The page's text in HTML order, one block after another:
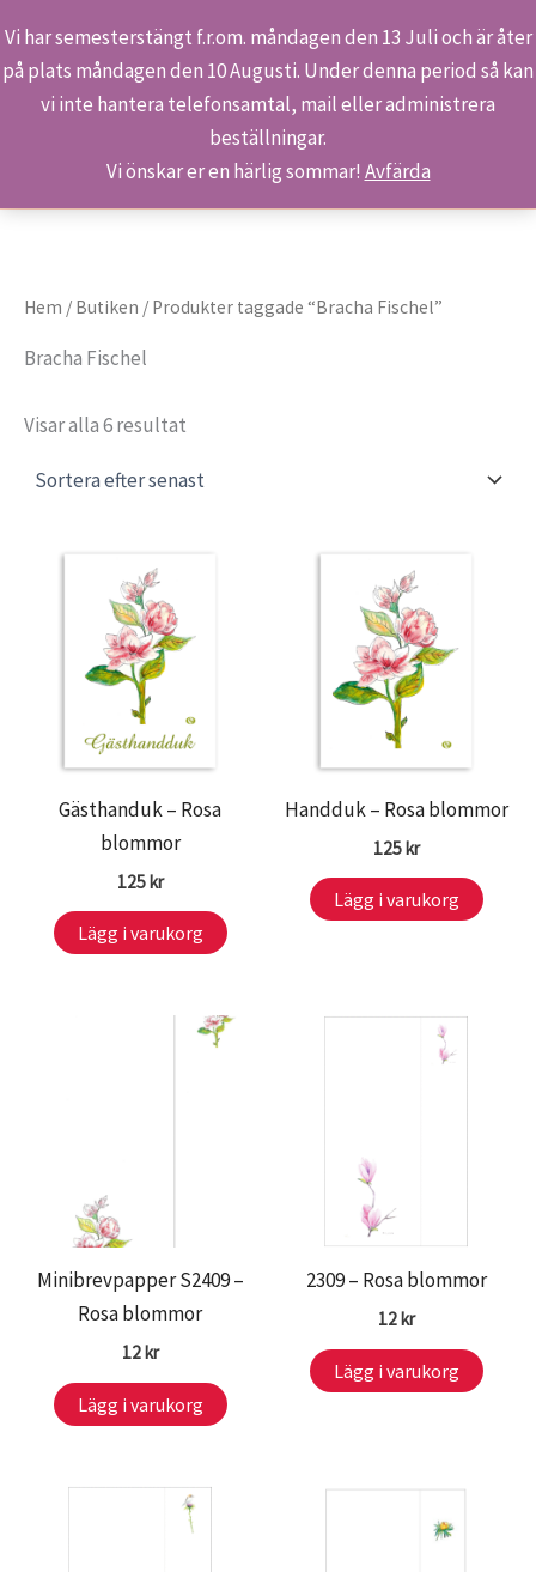
Vi har semesterstängt f.r.om. måndagen den 13 Juli och är åter
på plats måndagen den 10 Augusti. Under denna period så kan
vi inte hantera telefonsamtal, mail eller administrera
beställningar.
Vi önskar er en härlig sommar! Avfärda
Hoppa
Sök
Hem Produkter Bracha Fischel
Hem / Butiken / Produkter taggade “Bracha Fischel”
Bracha Fischel
Visar alla 6 resultat
Gästhanduk – Rosa
blommor
125kr
Lägg i varukorg
Handduk – Rosa blommor
125kr
Lägg i varukorg
Minibrevpapper S2409 –
Rosa blommor
12kr
Lägg i varukorg
2309 – Rosa blommor
12kr
Lägg i varukorg